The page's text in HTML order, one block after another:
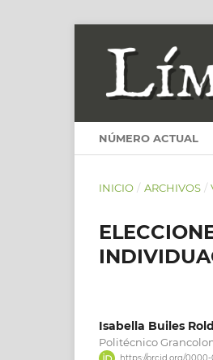
NÚMERO ACTUAL
INICIO / ARCHIVOS /
Isabella Builes
Politécnico